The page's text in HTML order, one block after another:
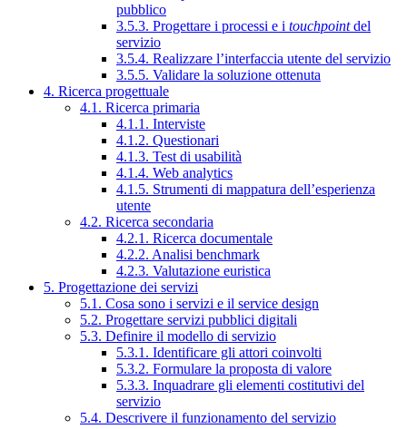
pubblico
3.5.3. Progettare i processi e i touchpointdel
servizio
3.5.4. Realizzare l’interfaccia utente del servizio
3.5.5. Validare la soluzione ottenuta
4. Ricerca progettuale
4.1. Ricerca primaria
4.1.1. Interviste
4.1.2. Questionari
4.1.3. Test di usabilità
4.1.4. Web analytics
4.1.5. Strumenti di mappatura dell’esperienza
utente
4.2. Ricerca secondaria
4.2.1. Ricerca documentale
4.2.2. Analisi benchmark
4.2.3. Valutazione euristica
5. Progettazione dei servizi
5.1. Cosa sono i servizi e il service design
5.2. Progettare servizi pubblici digitali
5.3. Definire il modello di servizio
5.3.1. Identificare gli attori coinvolti
5.3.2. Formulare la proposta di valore
5.3.3. Inquadrare gli elementi costitutivi del
servizio
5.4. Descrivere il funzionamento del servizio